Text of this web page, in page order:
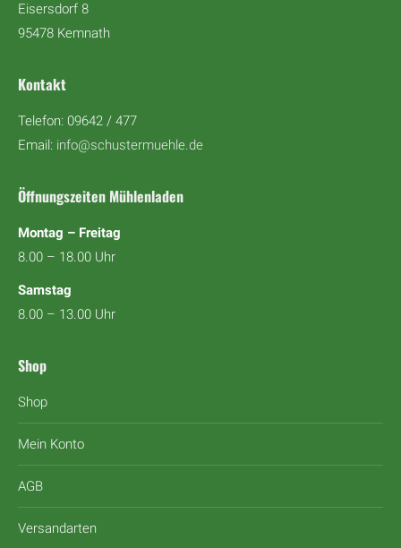
Eisersdorf 8
95478 Kemnath
Kontakt
Telefon: 09642 / 477
Email: info@schustermuehle.de
Öffnungszeiten Mühlenladen
Montag – Freitag
8.00 – 18.00 Uhr
Samstag
8.00 – 13.00 Uhr
Shop
Shop
Mein Konto
AGB
Versandarten